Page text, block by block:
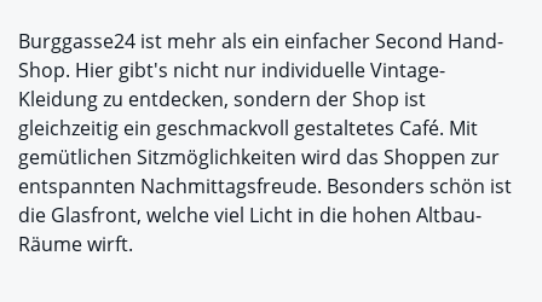
Burggasse24 ist mehr als ein einfacher Second Hand-
Shop. Hier gibt's nicht nur individuelle Vintage-
Kleidung zu entdecken, sondern der Shop ist
gleichzeitig ein geschmackvoll gestaltetes Café. Mit
gemütlichen Sitzmöglichkeiten wird das Shoppen zur
entspannten Nachmittagsfreude. Besonders schön ist
die Glasfront, welche viel Licht in die hohen Altbau-
Räume wirft.